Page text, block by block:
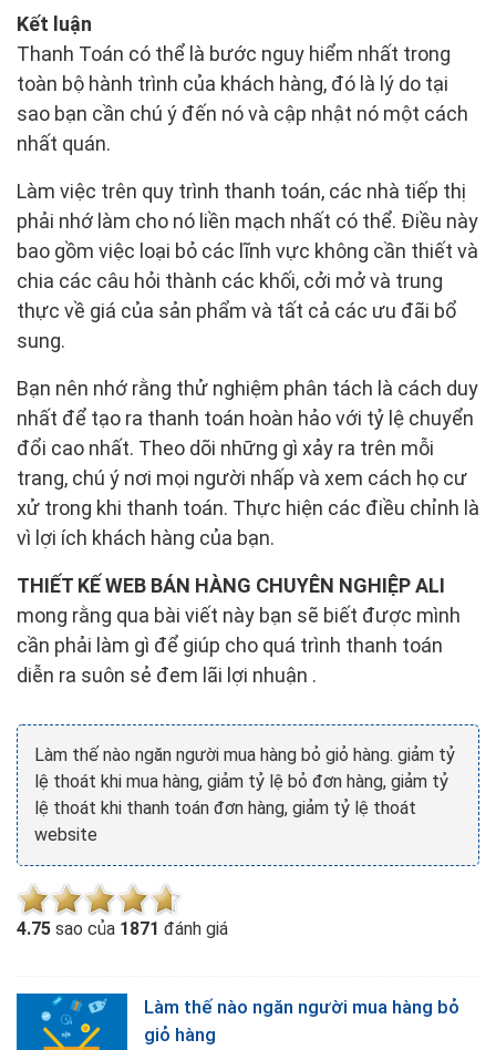
Kết luận
Thanh Toán có thể là bước nguy hiểm nhất trong
toàn bộ hành trình của khách hàng, đó là lý do tại
sao bạn cần chú ý đến nó và cập nhật nó một cách
nhất quán.
Làm việc trên quy trình thanh toán, các nhà tiếp thị
phải nhớ làm cho nó liền mạch nhất có thể. Điều này
bao gồm việc loại bỏ các lĩnh vực không cần thiết và
chia các câu hỏi thành các khối, cởi mở và trung
thực về giá của sản phẩm và tất cả các ưu đãi bổ
sung.
Bạn nên nhớ rằng thử nghiệm phân tách là cách duy
nhất để tạo ra thanh toán hoàn hảo với tỷ lệ chuyển
đổi cao nhất. Theo dõi những gì xảy ra trên mỗi
trang, chú ý nơi mọi người nhấp và xem cách họ cư
xử trong khi thanh toán. Thực hiện các điều chỉnh là
vì lợi ích khách hàng của bạn.
THIẾT KẾ WEB BÁN HÀNG CHUYÊN NGHIỆP ALI
mong rằng qua bài viết này bạn sẽ biết được mình
cần phải làm gì để giúp cho quá trình thanh toán
diễn ra suôn sẻ đem lãi lợi nhuận .
Làm thế nào ngăn người mua hàng bỏ giỏ hàng. giảm tỷ
lệ thoát khi mua hàng, giảm tỷ lệ bỏ đơn hàng, giảm tỷ
lệ thoát khi thanh toán đơn hàng, giảm tỷ lệ thoát
website
4.75 sao của 1871 đánh giá
Làm thế nào ngăn người mua hàng bỏ
giỏ hàng